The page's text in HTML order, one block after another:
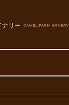
ナリー CAMEL FARM WINERY